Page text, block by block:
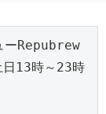
ーRepubrew
日13時～23時